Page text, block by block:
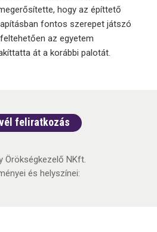
hogy az építtető
fontos szerepet játszó
az egyetem
át a korábbi palotát.
feliratkozás
Örökségkezelő NKft.
és helyszínei: